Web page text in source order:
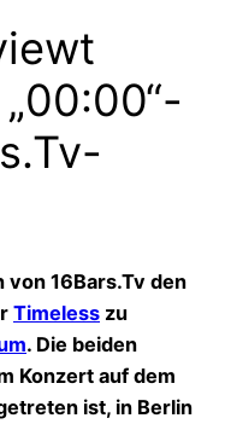
von 16Bars.Tv den
Timeless zu
. Die beiden
Konzert auf dem
ist, in Berlin